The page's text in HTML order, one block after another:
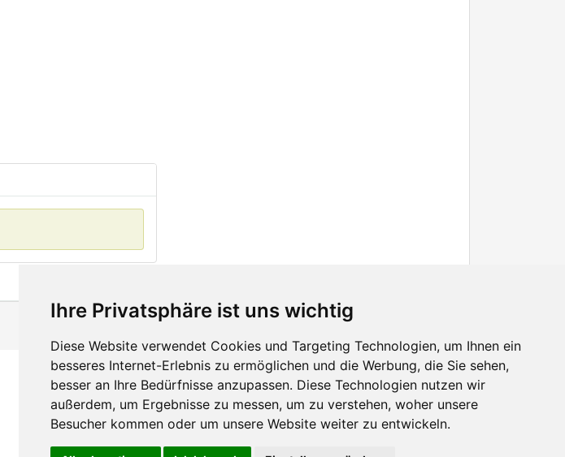
Ihre Privatsphäre ist uns wichtig
Diese Website verwendet Cookies und Targeting Technologien, um Ihnen ein
besseres Internet-Erlebnis zu ermöglichen und die Werbung, die Sie sehen,
besser an Ihre Bedürfnisse anzupassen. Diese Technologien nutzen wir
außerdem, um Ergebnisse zu messen, um zu verstehen, woher unsere
Besucher kommen oder um unsere Website weiter zu entwickeln.
Контакты
Оставить отзыв
Сообщить об ошибке
Facebook
Twitter
YouTube